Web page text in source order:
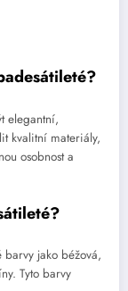
elegantní,
kvalitní materiály,
osobnost a
jako béžová,
Tyto barvy